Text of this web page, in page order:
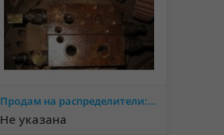
Продам на распределители: клапанные коробки секции, клапана.
Не указана